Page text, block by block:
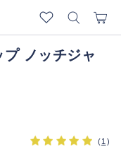
ノッチジャ
(1 )